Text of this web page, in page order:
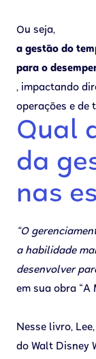
Ou seja,
a gestão do
para o
, impactando
operações e de
Qual
da
nas
“O
a habilidade
desenvolver
em sua obra “A
Nesse livro,
do Walt Disney